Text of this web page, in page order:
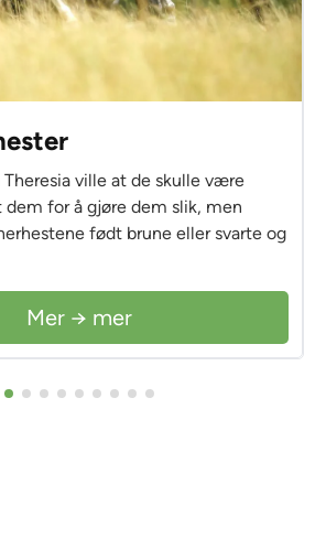
Theresia ville at de skulle være
dem for å gjøre dem slik, men
født brune eller svarte og
Mer → mer